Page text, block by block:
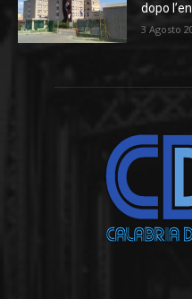
dopo
3 Agosto